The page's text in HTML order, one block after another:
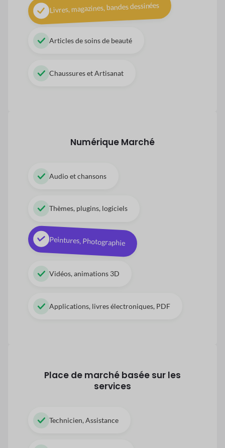
Livres, magazines, bandes dessinées
Articles de soins de beauté
Chaussures et Artisanat
Numérique Marché
Audio et chansons
Thèmes, plugins, logiciels
Peintures, Photographie
Vidéos, animations 3D
Applications, livres électroniques, PDF
Place de marché basée sur les
services
Technicien, Assistance